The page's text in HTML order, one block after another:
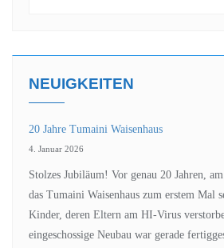
NEUIGKEITEN
20 Jahre Tumaini Waisenhaus
4. Januar 2026
Stolzes Jubiläum! Vor genau 20 Jahren,
das Tumaini Waisenhaus zum erstem Mal
Kinder, deren Eltern am HI-Virus
eingeschossige Neubau war gerade